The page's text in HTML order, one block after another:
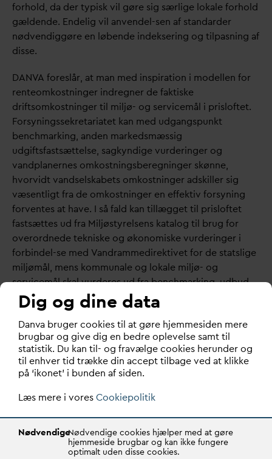
forhold, da der typisk vil gøre sig særlige lokale forhold
gældende. Endelig vil anvendel-sen af standarder
nødvendiggøre en løbende indeksering og tilpasning af
disse.
DANVA foreslår, at man med inspiration i modellen for
renteomkostninger indregner de faktiske
driftsomkostninger til miljø- og servicemål i prisloftet.
Forsyningssekretariatet kan med udgangspunkt
benchmarking, anden markedsmæssig
udgiftsfastsættelse, sagkyndige vurderinger og
vandplanernes omkostningsberegninger skønne,
hvorvidt vandselskabets omkostninger adskiller sig
væsentligt fra de omkostninger en effektiv forsyning
forventes at have. I så fald kan tillægget til prisloftet
fastsættes ud fra Miljøstyrelsens katalog til brug for
overordnede tekniske og økonomiske vurderinger i
forbindel-se med Vandrammedirektivet for de statslige
miljømål, mens kommunale og lokale miljø- og
servicemål skal vurderes ud fra benchmarking, udbud,
anden markedsmæssig udgiftsfastsættelse eller en
sagkyndig vurdering. I Forsyningssekretariatets skøn
bør der selvfølgelig tages hensyn til særlige lokale
forhold. Fordelen ved denne model er, at den er mindre
bureaukratisk, mere præcis og mere fleksibel.
Forsyningssekretariatet kan endvidere koncentrere sig
udvikle et upræcist katalog.
Renteomkostninger
A er uforstående overfor den manglende
Dig og dine data
Danva bruger cookies til at gøre hjemmesiden mere
brugbar og give dig en bedre oplevelse samt til
statistik. Du kan til- og fravælge cookies herunder og
til enhver tid trække din accept tilbage ved at klikke
på ‘ikonet’ i bunden af siden.
Læs mere i voresCookiepolitik
NødvendigeNødvendige cookies hjælper med at gøre
hjemmeside brugbar og kan ikke fungere
optimalt uden disse cookies.